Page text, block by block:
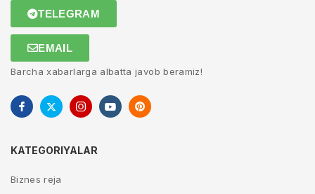
TELEGRAM
EMAIL
Barcha xabarlarga albatta javob beramiz!
KATEGORIYALAR
Biznes reja